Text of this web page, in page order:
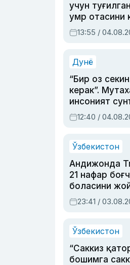
учун
умр отасини
актриса ва
устаси Римма
синовларга
13:55 /
Дунё
“Бир оз
керак”.
инсоният
интеллектни
олмай
12:40 /
Ўзбекистон
Андижонда
21 нафар
боласини
содир этган
ҳукми ўқилди
23:41 /
Ўзбекистон
“Саккиз
бошимга